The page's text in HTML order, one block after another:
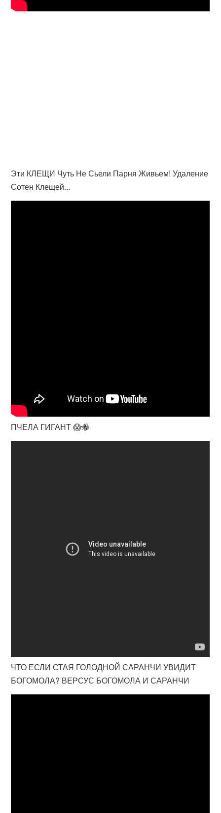
Эти КЛЕЩИ Чуть Не Сьели Парня Живьем! Удаление
Сотен Клещей...
ПЧЕЛА ГИГАНТ 😱🐝
ЧТО ЕСЛИ СТАЯ ГОЛОДНОЙ САРАНЧИ УВИДИТ
БОГОМОЛА? ВЕРСУС БОГОМОЛА И САРАНЧИ